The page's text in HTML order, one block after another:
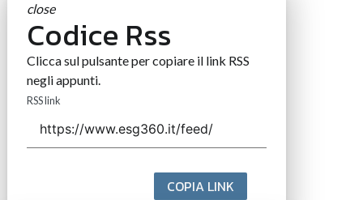
close
Codice Rss
Clicca sul pulsante per copiare il link RSS
negli appunti.
RSS link
COPIA LINK